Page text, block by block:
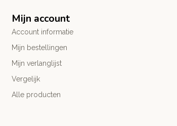
Mijn account
Account informatie
Mijn bestellingen
Mijn verlanglijst
Vergelijk
Alle producten